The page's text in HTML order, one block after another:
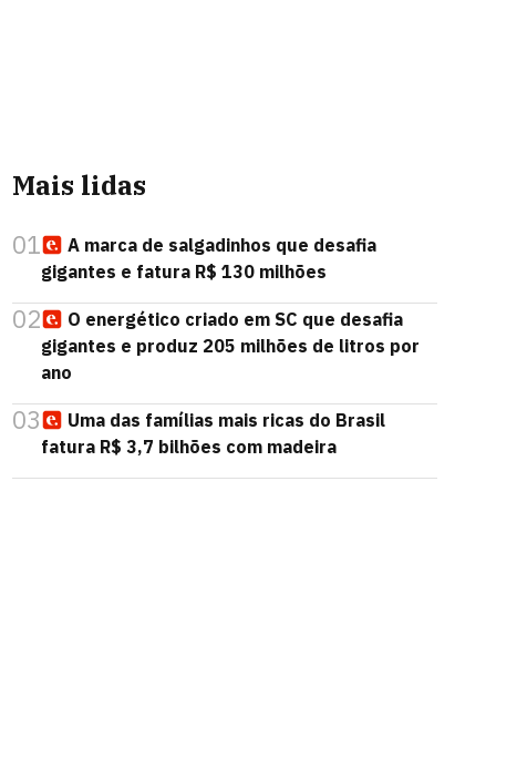
Mais lidas
01
A marca de salgadinhos que desafia
gigantes e fatura R$ 130 milhões
02
O energético criado em SC que desafia
gigantes e produz 205 milhões de litros por
ano
03
Uma das famílias mais ricas do Brasil
fatura R$ 3,7 bilhões com madeira